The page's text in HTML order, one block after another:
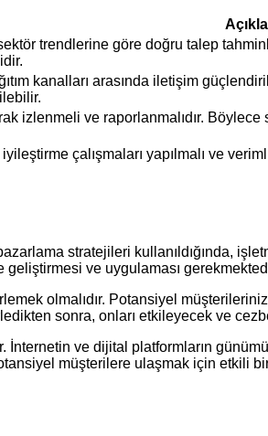
trendlerine göre doğru talep
kanalları arasında iletişim
izlenmeli ve raporlanmalıdır.
çalışmaları yapılmalı ve
stratejileri kullanıldığında,
ve uygulaması
olmalıdır. Potansiyel
sonra, onları etkileyecek ve
ve dijital platformların
müşterilere ulaşmak için etkili